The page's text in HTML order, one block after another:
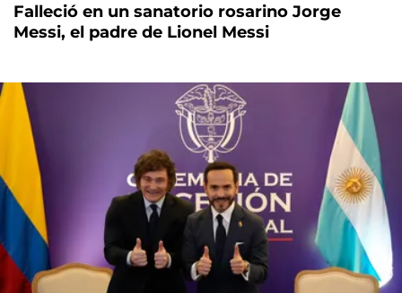
Falleció en un sanatorio rosarino Jorge
Messi, el padre de Lionel Messi